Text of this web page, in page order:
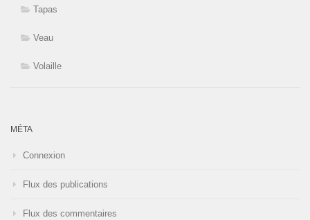
Tapas
Veau
Volaille
MÉTA
Connexion
Flux des publications
Flux des commentaires